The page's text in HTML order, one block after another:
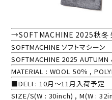
→SOFTMACHINE 2025秋冬
SOFTMACHINE ソフトマシーン
SOFTMACHINE 2025 AUTUMN
MATERIAL : WOOL 50％ ,
■DELI : 10月～11月入荷予定
SIZE/S(W : 30inch) , M(W :